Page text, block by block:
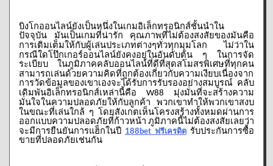
บิงโกออนไลน์ยังเป็นหนึ่งในเกมอิเล็กทรอนิกส์ชั้นนำใน
ปัจจุบัน
มันเป็นเกมที่น่ารัก
คุณภาพที่ไม่ต้องสงสัยของมันคือ
การเติมเต็มให้กับผู้เล่นประเภทต่างๆทั่วทุกมุมโลก
ไม่ว่าใน
กรณีใดโป๊กเกอร์ออนไลน์ยังคงอยู่ในอันดับต้น
ๆ
ในการจัด
ระเบียบ
ในภูมิภาคคลับออนไลน์ที่ดีที่สุดสโมสรพิเศษที่ทุกคน
สามารถเล่นด้วยความคิดที่ถูกต้องเกี่ยวกับความเงียบเนื่องจาก
การวัดข้อมูลของเขาเองจะได้รับการรับรองอย่างสมบูรณ์ คลับ
เดิมพันอิเล็กทรอนิกส์เหล่านี้คือ W88 มุ่งมั่นที่จะสร้างความ
มั่นใจในความปลอดภัยให้กับลูกค้า
พวกเขาทำให้พวกเขาสงบ
ในขณะที่เล่นใกล้ ๆ โดยสังเกตเห็นโครงสร้างทั้งหมดผ่านการ
ออกแบบความปลอดภัยที่ก้าวหน้า ภูมิภาคนี้ไม่ต้องสงสัยเลยว่า
จะมีการยืนยันการแฮ็กในปี 188bet ฟรีเครดิต รับประกันการซื้อ
ขายที่ปลอดภัยเช่นกัน